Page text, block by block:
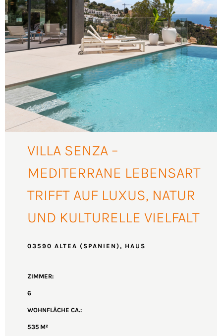
VILLA SENZA –
MEDITERRANE LEBENSART
TRIFFT AUF LUXUS, NATUR
UND KULTURELLE VIELFALT
03590 ALTEA (SPANIEN), HAUS
ZIMMER:
6
WOHNFLÄCHE CA.:
535 M²